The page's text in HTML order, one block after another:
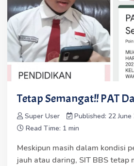
Tetap Semangat!! PAT
Super User
Published: 22 June
Read Time: 1 min
Meskipun masih dalam kondisi
jauh atau daring, SIT BBS tetap